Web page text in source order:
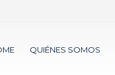
QUIÉNES SOMOS